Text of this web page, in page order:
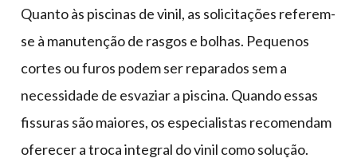
Quanto às piscinas de vinil, as solicitações referem-
se à manutenção de rasgos e bolhas. Pequenos
cortes ou furos podem ser reparados sem a
necessidade de esvaziar a piscina. Quando essas
fissuras são maiores, os especialistas recomendam
oferecer a troca integral do vinil como solução.